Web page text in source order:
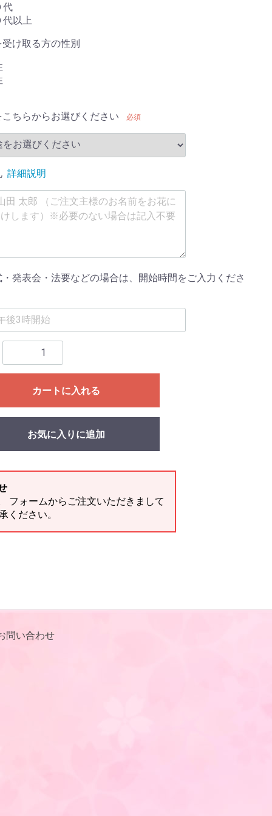
代
以上
け取る方の性別
ちらからお選びください 必須
詳細説明
発表会・法要などの場合は、開始時間をご入力くださ
カートに入れる
お気に入りに追加
フォームからご注文いただきまして
ください。
問い合わせ